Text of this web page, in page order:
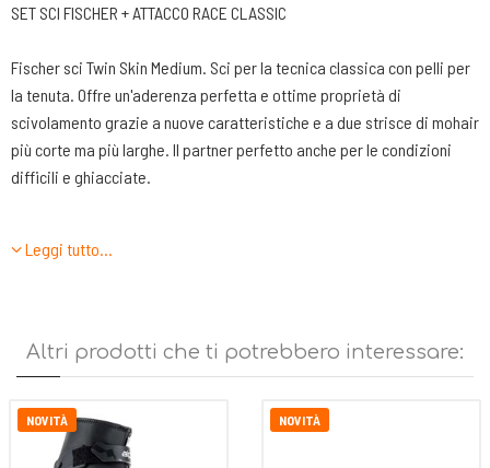
SET SCI FISCHER + ATTACCO RACE CLASSIC
Fischer sci Twin Skin Medium. Sci per la tecnica classica con pelli per
la tenuta. Offre un'aderenza perfetta e ottime proprietà di
scivolamento grazie a nuove caratteristiche e a due strisce di mohair
più corte ma più larghe. Il partner perfetto anche per le condizioni
difficili e ghiacciate.
-Air Core Basalite Pro. Costruzione estremamente leggera e
-Power Edge. La soletta rinforzata ai lati aumenta la durata dello sci.
La distribuzione omogenea della pressione assicura l‘eliminazione
-Dtg World Cup Plus. Struttura Plus più grossa e profonda, ideale per
la neve bagnata e riscaldata dal sole. Ottenuta con un diamante
Leggi tutto…
Altri prodotti che ti potrebbero interessare:
NOVITÀ NOVITÀ